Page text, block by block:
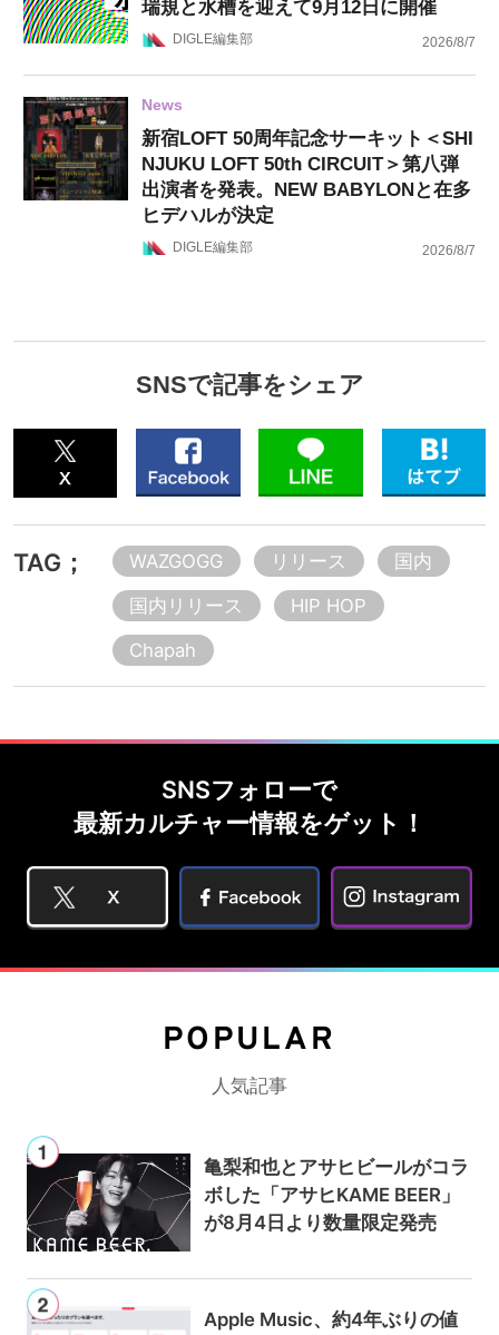
瑞規と水槽を迎えて9月12日に開催
DIGLE編集部 2026/8/7
News
新宿LOFT 50周年記念サーキット＜SHI
NJUKU LOFT 50th CIRCUIT＞第八弾
出演者を発表。NEW BABYLONと在多
ヒデハルが決定
DIGLE編集部 2026/8/7
SNSで記事をシェア
TAG； WAZGOGG リリース
国内
国内リリース
HIP HOP
Chapah
SNSフォローで
最新カルチャー情報をゲット！
POPULAR
人気記事
亀梨和也とアサヒビールがコラ
ボした「アサヒKAME BEER」
が8月4日より数量限定発売
Apple Music、約4年ぶりの値